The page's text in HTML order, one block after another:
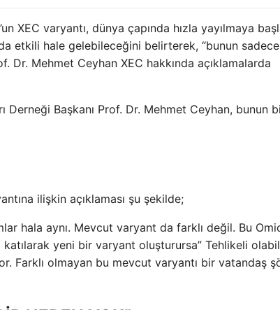
XEC varyantı, dünya çapında hızla yayılmaya
etkili hale gelebileceğini belirterek, “bunun sadece
Dr. Mehmet Ceyhan XEC hakkında açıklamalarda
Derneği Başkanı Prof. Dr. Mehmet Ceyhan, bunun
ilişkin açıklaması şu şekilde;
hala aynı. Mevcut varyant da farklı değil. Bu
yeni bir varyant oluşturursa” Tehlikeli
Farklı olmayan bu mevcut varyantı bir vatandaş